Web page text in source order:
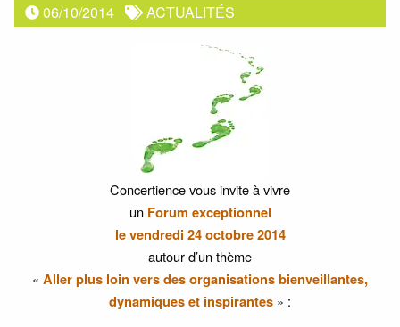
06/10/2014 ACTUALITÉS
Concertience vous invite à vivre
un Forum exceptionnel
le vendredi 24 octobre 2014
autour d’un thème
« Aller plus loin vers des organisations bienveillantes,
dynamiques et inspirantes » :